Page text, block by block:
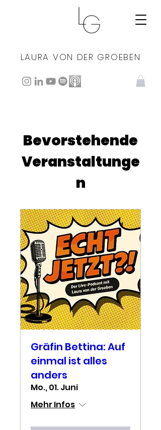
LAURA VON DER GROEBEN
Bevorstehende
Veranstaltunge
n
Gräfin Bettina: Auf
einmal ist alles
anders
Mo., 01. Juni
Mehr Infos